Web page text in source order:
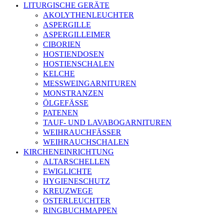
LITURGISCHE GERÄTE
AKOLYTHENLEUCHTER
ASPERGILLE
ASPERGILLEIMER
CIBORIEN
HOSTIENDOSEN
HOSTIENSCHALEN
KELCHE
MESSWEINGARNITUREN
MONSTRANZEN
ÖLGEFÄSSE
PATENEN
TAUF- UND LAVABOGARNITUREN
WEIHRAUCHFÄSSER
WEIHRAUCHSCHALEN
KIRCHENEINRICHTUNG
ALTARSCHELLEN
EWIGLICHTE
HYGIENESCHUTZ
KREUZWEGE
OSTERLEUCHTER
RINGBUCHMAPPEN